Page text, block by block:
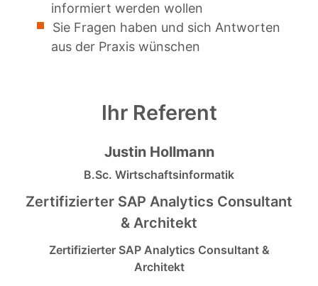
informiert werden wollen
Sie Fragen haben und sich Antworten
aus der Praxis wünschen
Ihr Referent
Justin Hollmann
B.Sc. Wirtschaftsinformatik
Zertifizierter SAP Analytics Consultant
& Architekt
Zertifizierter SAP Analytics Consultant &
Architekt